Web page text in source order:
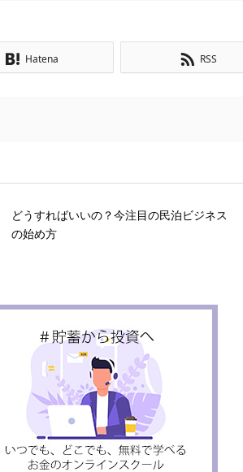
Hatena RSS
どうすればいいの？今注目の民泊ビジネス
の始め方